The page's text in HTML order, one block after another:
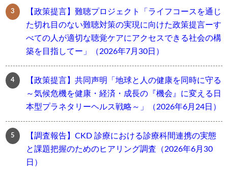
【政策提言】難聴プロジェクト「ライフコースを通じ
た切れ目のない難聴対策の実現に向けた政策提言ーす
べての人が適切な聴覚ケアにアクセスできる社会の構
築を目指してー」（2026年7月30日）
【政策提言】共同声明「地球と人の健康を同時に守る
～気候危機を健康・経済・成長の『機会』に変える日
本型プラネタリーヘルス戦略～」（2026年6月24日）
【調査報告】CKD 診療における診療科間連携の実態
と課題把握のためのヒアリング調査（2026年6月30
日）